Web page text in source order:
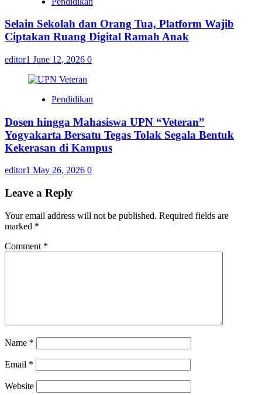
Selain Sekolah dan Orang Tua, Platform Wajib
Ciptakan Ruang Digital Ramah Anak
editor1 June 12, 2026 0
Pendidikan
Dosen hingga Mahasiswa UPN “Veteran”
Yogyakarta Bersatu Tegas Tolak Segala Bentuk
Kekerasan di Kampus
editor1 May 26, 2026 0
Leave a Reply
Your email address will not be published. Required fields are
marked *
Comment *
Name *
Email *
Website